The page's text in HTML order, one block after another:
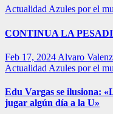
Actualidad Azules por el
CONTINUA LA
Feb 17, 2024 Alvaro
Actualidad Azules por el
Edu Vargas se ilusiona:
jugar algún día a la U»